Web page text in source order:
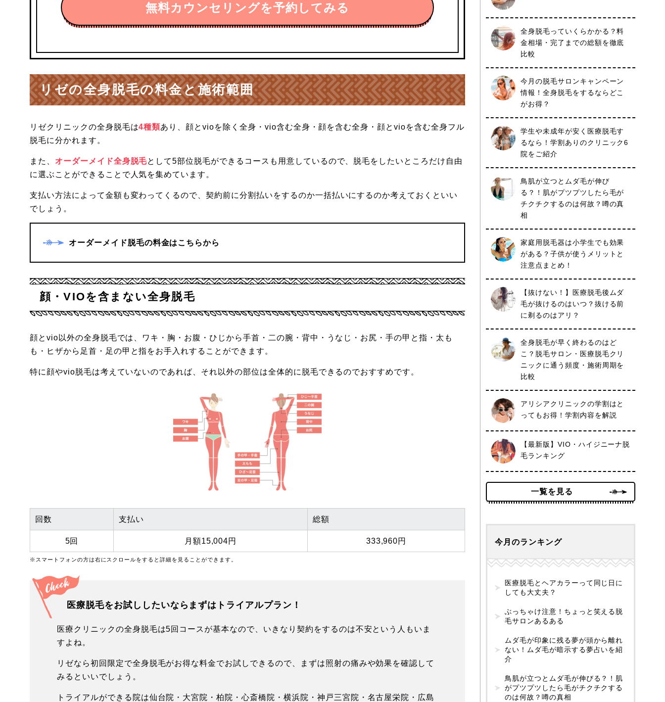
無料カウンセリングを予約してみる
リゼの全身脱毛の料金と施術範囲
リゼクリニックの全身脱毛は4種類あり、顔とvioを除く全身・vio含む全身・顔を含む全身・顔とvioを含む全身フル
脱毛に分かれます。
また、 オーダーメイド全身脱毛として5部位脱毛ができるコースも用意しているので、脱毛をしたいところだけ自由
に選ぶことができることで人気を集めています。
支払い方法によって金額も変わってくるので、契約前に分割払いをするのか一括払いにするのか考えておくといい
でしょう。
オーダーメイド脱毛の料金はこちらから
顔・VIOを含まない全身脱毛
顔とvio以外の全身脱毛では、ワキ・胸・お腹・ひじから手首・二の腕・背中・うなじ・お尻・手の甲と指・太も
も・ヒザから足首・足の甲と指をお手入れすることができます。
特に顔やvio脱毛は考えていないのであれば、それ以外の部位は全体的に脱毛できるのでおすすめです。
回数 支払い 総額
5回 月額15,004円 333,960円
※スマートフォンの方は右にスクロールをすると詳細を見ることができます。
医療脱毛をお試ししたいならまずはトライアルプラン！
医療クリニックの全身脱毛は5回コースが基本なので、いきなり契約をするのは不安という人もいま
すよね。
リゼなら初回限定で全身脱毛がお得な料金でお試しできるので、まずは照射の痛みや効果を確認して
みるといいでしょう。
トライアルができる院は仙台院・大宮院・柏院・心斎橋院・横浜院・神戸三宮院・名古屋栄院・広島
全身脱毛っていくらかかる？料
金相場・完了までの総額を徹底
比較
今月の脱毛サロンキャンペーン
情報！全身脱毛をするならどこ
がお得？
学生や未成年が安く医療脱毛す
るなら！学割ありのクリニック6
院をご紹介
鳥肌が立つとムダ毛が伸び
る？！肌がプツプツしたら毛が
チクチクするのは何故？噂の真
相
家庭用脱毛器は小学生でも効果
がある？子供が使うメリットと
注意点まとめ！
【抜けない！】医療脱毛後ムダ
毛が抜けるのはいつ？抜ける前
に剃るのはアリ？
全身脱毛が早く終わるのはど
こ？脱毛サロン・医療脱毛クリ
ニックに通う頻度・施術周期を
比較
アリシアクリニックの学割はと
ってもお得！学割内容を解説
【最新版】VIO・ハイジニーナ脱
毛ランキング
一覧を見る
今月のランキング
医療脱毛とヘアカラーって同じ日に
しても大丈夫？
ぶっちゃけ注意！ちょっと笑える脱
毛サロンあるある
ムダ毛が印象に残る夢が頭から離れ
ない！ムダ毛が暗示する夢占いを紹
介
鳥肌が立つとムダ毛が伸びる？！肌
がプツプツしたら毛がチクチクする
のは何故？噂の真相